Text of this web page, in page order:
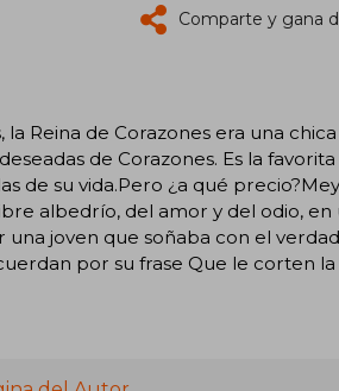
Comparte y gana
Reina de Corazones era una
de Corazones. Es la
de su vida.Pero ¿a qué
albedrío, del amor y del odio, en
una joven que soñaba con el
por su frase Que le corten la